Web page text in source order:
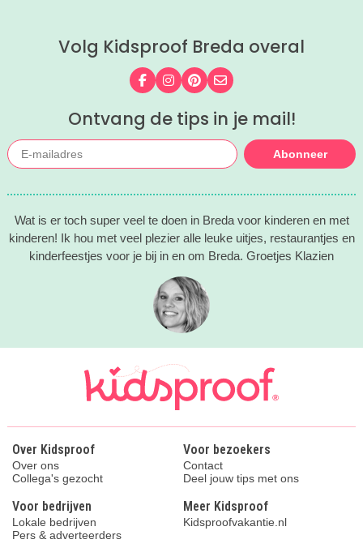
Volg Kidsproof Breda overal
Volg ons op Facebook
Volg ons op Instagram
Volg ons op Pinterest
Mail ons
Ontvang de tips in je mail!
Abonneer
Wat is er toch super veel te doen in Breda voor kinderen en met
kinderen! Ik hou met veel plezier alle leuke uitjes, restaurantjes en
kinderfeestjes voor je bij in en om Breda. Groetjes Klazien
Over Kidsproof
Over ons
Collega's gezocht
Voor bezoekers
Contact
Deel jouw tips met ons
Voor bedrijven
Lokale bedrijven
Pers & adverteerders
Meer Kidsproof
Kidsproofvakantie.nl